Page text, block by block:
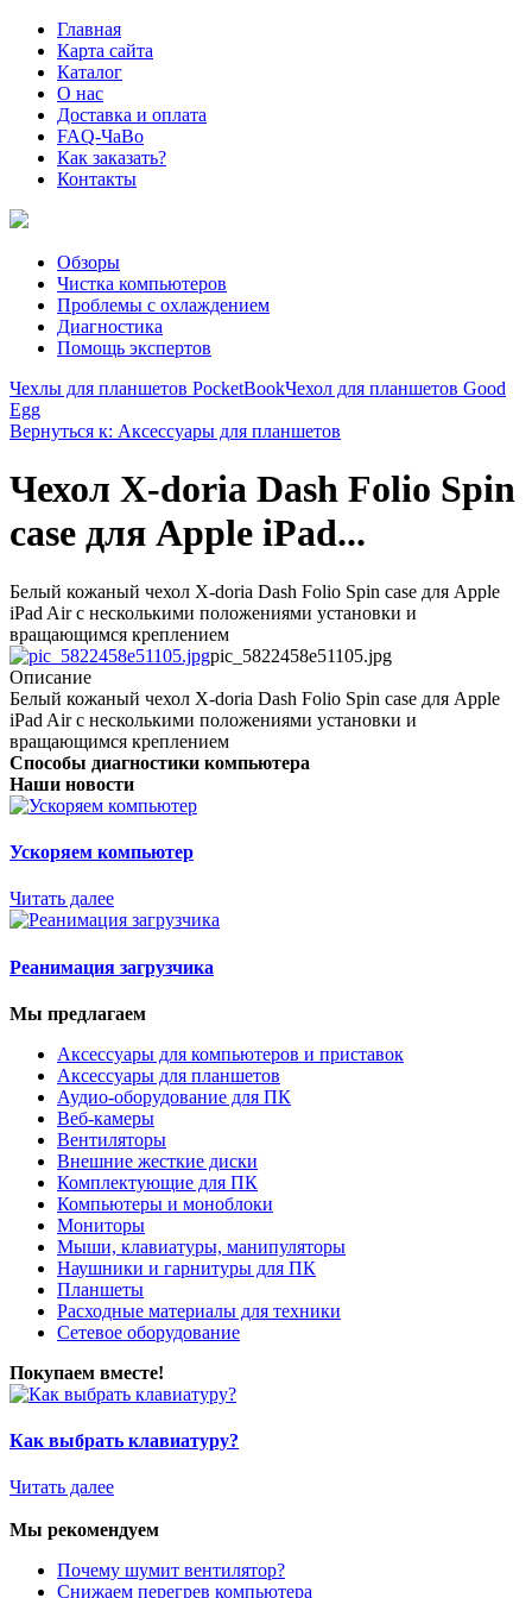
Главная
Карта сайта
Каталог
О нас
Доставка и оплата
FAQ-ЧаВо
Как заказать?
Контакты
Обзоры
Чистка компьютеров
Проблемы с охлаждением
Диагностика
Помощь экспертов
Чехлы для планшетов PocketBookЧехол для планшетов Good
Egg
Вернуться к: Аксессуары для планшетов
Чехол X-doria Dash Folio Spin
case для Apple iPad...
Белый кожаный чехол X-doria Dash Folio Spin case для Apple
iPad Air с несколькими положениями установки и
вращающимся креплением
pic_5822458e51105.jpg
Описание
Белый кожаный чехол X-doria Dash Folio Spin case для Apple
iPad Air с несколькими положениями установки и
вращающимся креплением
Способы диагностики компьютера
Наши новости
Ускоряем компьютер
Читать далее
Реанимация загрузчика
Мы предлагаем
Аксессуары для компьютеров и приставок
Аксессуары для планшетов
Аудио-оборудование для ПК
Веб-камеры
Вентиляторы
Внешние жесткие диски
Комплектующие для ПК
Компьютеры и моноблоки
Мониторы
Мыши, клавиатуры, манипуляторы
Наушники и гарнитуры для ПК
Планшеты
Расходные материалы для техники
Сетевое оборудование
Покупаем вместе!
Как выбрать клавиатуру?
Читать далее
Мы рекомендуем
Почему шумит вентилятор?
Снижаем перегрев компьютера